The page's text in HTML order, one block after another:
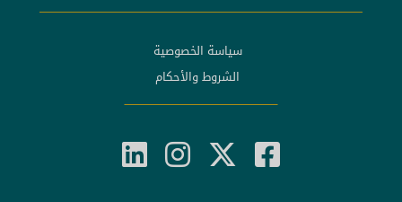
سياسة الخصوصية
الشروط والأحكام